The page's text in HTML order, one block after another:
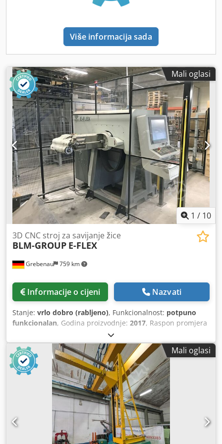
Više informacija sada
Mali oglasi
1 / 10
Grebenau 759 km
3D CNC stroj za savijanje žice
BLM-GROUP E-FLEX
Informacije o cijeni Nazvati
Stanje: vrlo dobro (rabljeno), Funkcionalnost: potpuno
funkcionalan, Godina proizvodnje: 2017, Raspon promjera
žice: 2,0 - 10,0 mm Duljina uvlačenja: neograničena CNC
osi: 5 Kut savijanja: 0,1 - 240° Duljina povrata: maks. 600
mm Dkodpfxjy Ehrfs Ap Asr Težina: 2.400 kg s jedinicom za
fazetiranje kompletno s pogonjenim odmotačem žice
Promjer odmotača: 1.500 mm Nosivost: 1.500 kg
Mali oglasi